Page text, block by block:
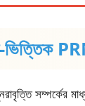
ভিত্তিক
পুনরাবৃত্তি